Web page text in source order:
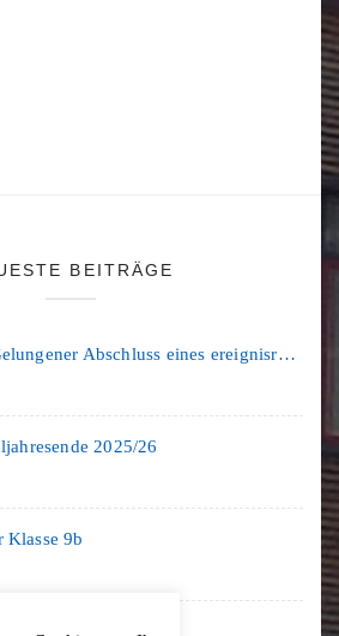
BEITRÄGE
Schulfest am HSG: Gelungener Abschluss eines ereignisreichen Schuljahres
2025/26
Klasse 9b
Geschichte LK